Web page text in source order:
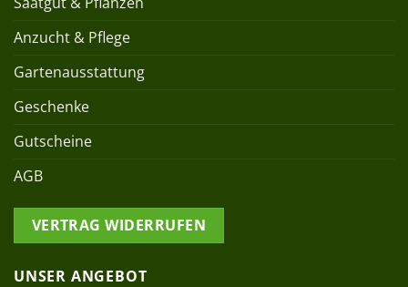
Anzucht & Pflege
Gartenausstattung
Geschenke
Gutscheine
AGB
VERTRAG WIDERRUFEN
UNSER ANGEBOT